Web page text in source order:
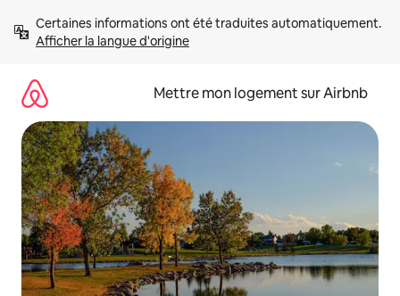
directement
Afficher la langue d'origine
Mettre mon logement sur Airbnb